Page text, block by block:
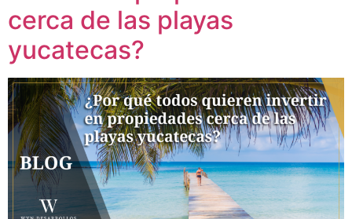
cerca de las playas
yucatecas?